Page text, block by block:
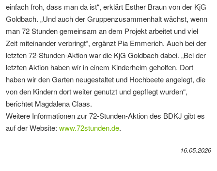
einfach froh, dass man da ist“, erklärt Esther Braun von der KjG
Goldbach. „Und auch der Gruppenzusammenhalt wächst, wenn
man 72 Stunden gemeinsam an dem Projekt arbeitet und viel
Zeit miteinander verbringt“, ergänzt Pia Emmerich. Auch bei der
letzten 72-Stunden-Aktion war die KjG Goldbach dabei. „Bei der
letzten Aktion haben wir in einem Kinderheim geholfen. Dort
haben wir den Garten neugestaltet und Hochbeete angelegt, die
von den Kindern dort weiter genutzt und gepflegt wurden“,
berichtet Magdalena Claas.
Weitere Informationen zur 72-Stunden-Aktion des BDKJ gibt es
auf der Website: www.72stunden.de.
16.05.2026